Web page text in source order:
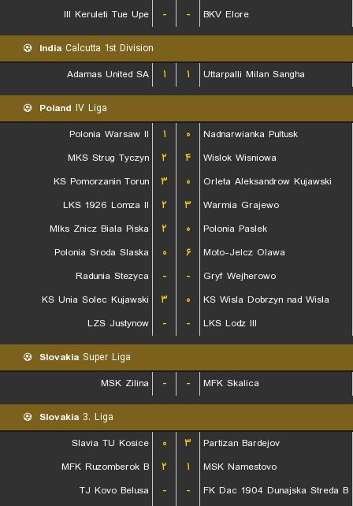
III Keruleti Tue Upe
- - BKV Elore
India Calcutta 1st Division
Adamas United SA
۱ ۱ Uttarpalli Milan Sangha
Poland IV Liga
Polonia Warsaw II
۱ ۰
Nadnarwianka Pultusk
MKS Strug Tyczyn
۲ ۴
Wislok Wisniowa
KS Pomorzanin Torun
۳ ۰
Orleta Aleksandrow Kujawski
LKS 1926 Lomza II
۲ ۳
Warmia Grajewo
Mlks Znicz Biala Piska
۲ ۰
Polonia Paslek
Polonia Sroda Slaska
۰ ۶
Moto-Jelcz Olawa
Radunia Stezyca
- -
Gryf Wejherowo
KS Unia Solec Kujawski
۳ ۰
KS Wisla Dobrzyn nad Wisla
LZS Justynow
- - LKS Lodz III
Slovakia Super Liga
MSK Zilina
- - MFK Skalica
Slovakia 3. Liga
Slavia TU Kosice
۰ ۳
Partizan Bardejov
MFK Ruzomberok B
۲ ۱
MSK Namestovo
TJ Kovo Belusa
- -
FK Dac 1904 Dunajska Streda B